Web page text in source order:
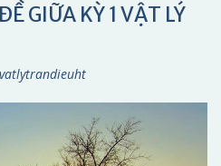
GIỮA KỲ 1 VẬT LÝ
vatlytrandieuht